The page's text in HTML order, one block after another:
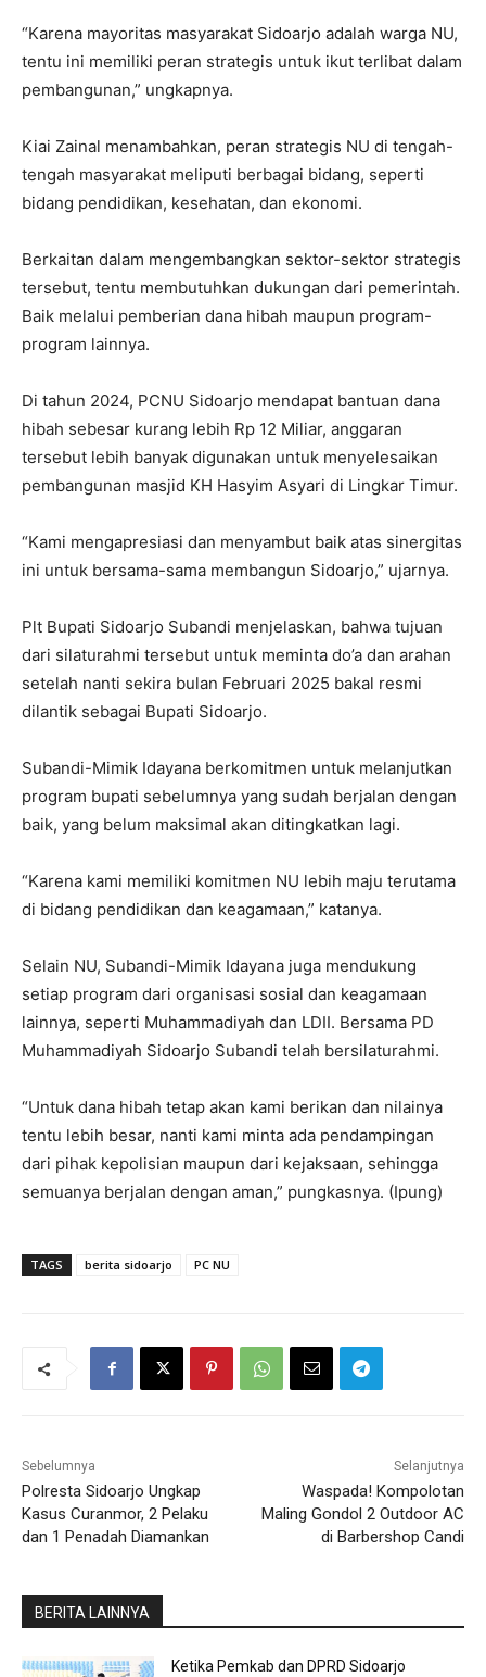
“Karena mayoritas masyarakat Sidoarjo adalah warga NU,
tentu ini memiliki peran strategis untuk ikut terlibat dalam
pembangunan,” ungkapnya.
Kiai Zainal menambahkan, peran strategis NU di tengah-
tengah masyarakat meliputi berbagai bidang, seperti
bidang pendidikan, kesehatan, dan ekonomi.
Berkaitan dalam mengembangkan sektor-sektor strategis
tersebut, tentu membutuhkan dukungan dari pemerintah.
Baik melalui pemberian dana hibah maupun program-
program lainnya.
Di tahun 2024, PCNU Sidoarjo mendapat bantuan dana
hibah sebesar kurang lebih Rp 12 Miliar, anggaran
tersebut lebih banyak digunakan untuk menyelesaikan
pembangunan masjid KH Hasyim Asyari di Lingkar Timur.
“Kami mengapresiasi dan menyambut baik atas sinergitas
ini untuk bersama-sama membangun Sidoarjo,” ujarnya.
Plt Bupati Sidoarjo Subandi menjelaskan, bahwa tujuan
dari silaturahmi tersebut untuk meminta do’a dan arahan
setelah nanti sekira bulan Februari 2025 bakal resmi
dilantik sebagai Bupati Sidoarjo.
Subandi-Mimik Idayana berkomitmen untuk melanjutkan
program bupati sebelumnya yang sudah berjalan dengan
baik, yang belum maksimal akan ditingkatkan lagi.
“Karena kami memiliki komitmen NU lebih maju terutama
di bidang pendidikan dan keagamaan,” katanya.
Selain NU, Subandi-Mimik Idayana juga mendukung
setiap program dari organisasi sosial dan keagamaan
lainnya, seperti Muhammadiyah dan LDII. Bersama PD
Muhammadiyah Sidoarjo Subandi telah bersilaturahmi.
“Untuk dana hibah tetap akan kami berikan dan nilainya
tentu lebih besar, nanti kami minta ada pendampingan
dari pihak kepolisian maupun dari kejaksaan, sehingga
semuanya berjalan dengan aman,” pungkasnya. (Ipung)
TAGS berita sidoarjo PC NU
Sebelumnya
Polresta Sidoarjo Ungkap
Kasus Curanmor, 2 Pelaku
dan 1 Penadah Diamankan
Selanjutnya
Waspada! Kompolotan
Maling Gondol 2 Outdoor AC
di Barbershop Candi
BERITA LAINNYA
Ketika Pemkab dan DPRD Sidoarjo